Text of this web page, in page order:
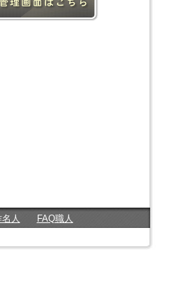
人 FAQ職人